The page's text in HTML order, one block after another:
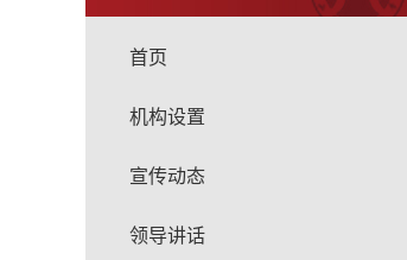
首页
机构设置
宣传动态
领导讲话